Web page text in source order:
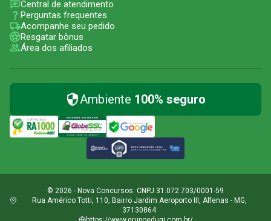
Central de atendimento
Perguntas frequentes
Acompanhe seu pedido
Resgatar bônus
Área dos afiliados
Ambiente 100% seguro
© 2026 - Nova Concursos. CNPJ 31.072.703/0001-59
Rua Américo Totti, 110, Bairro Jardim Aeroporto III, Alfenas - MG,
37130864